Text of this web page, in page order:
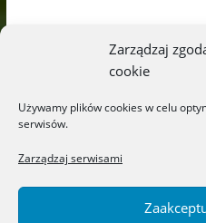
Zarządzaj
cookie
Używamy plików cookies w celu
serwisów.
Zarządzaj serwisami